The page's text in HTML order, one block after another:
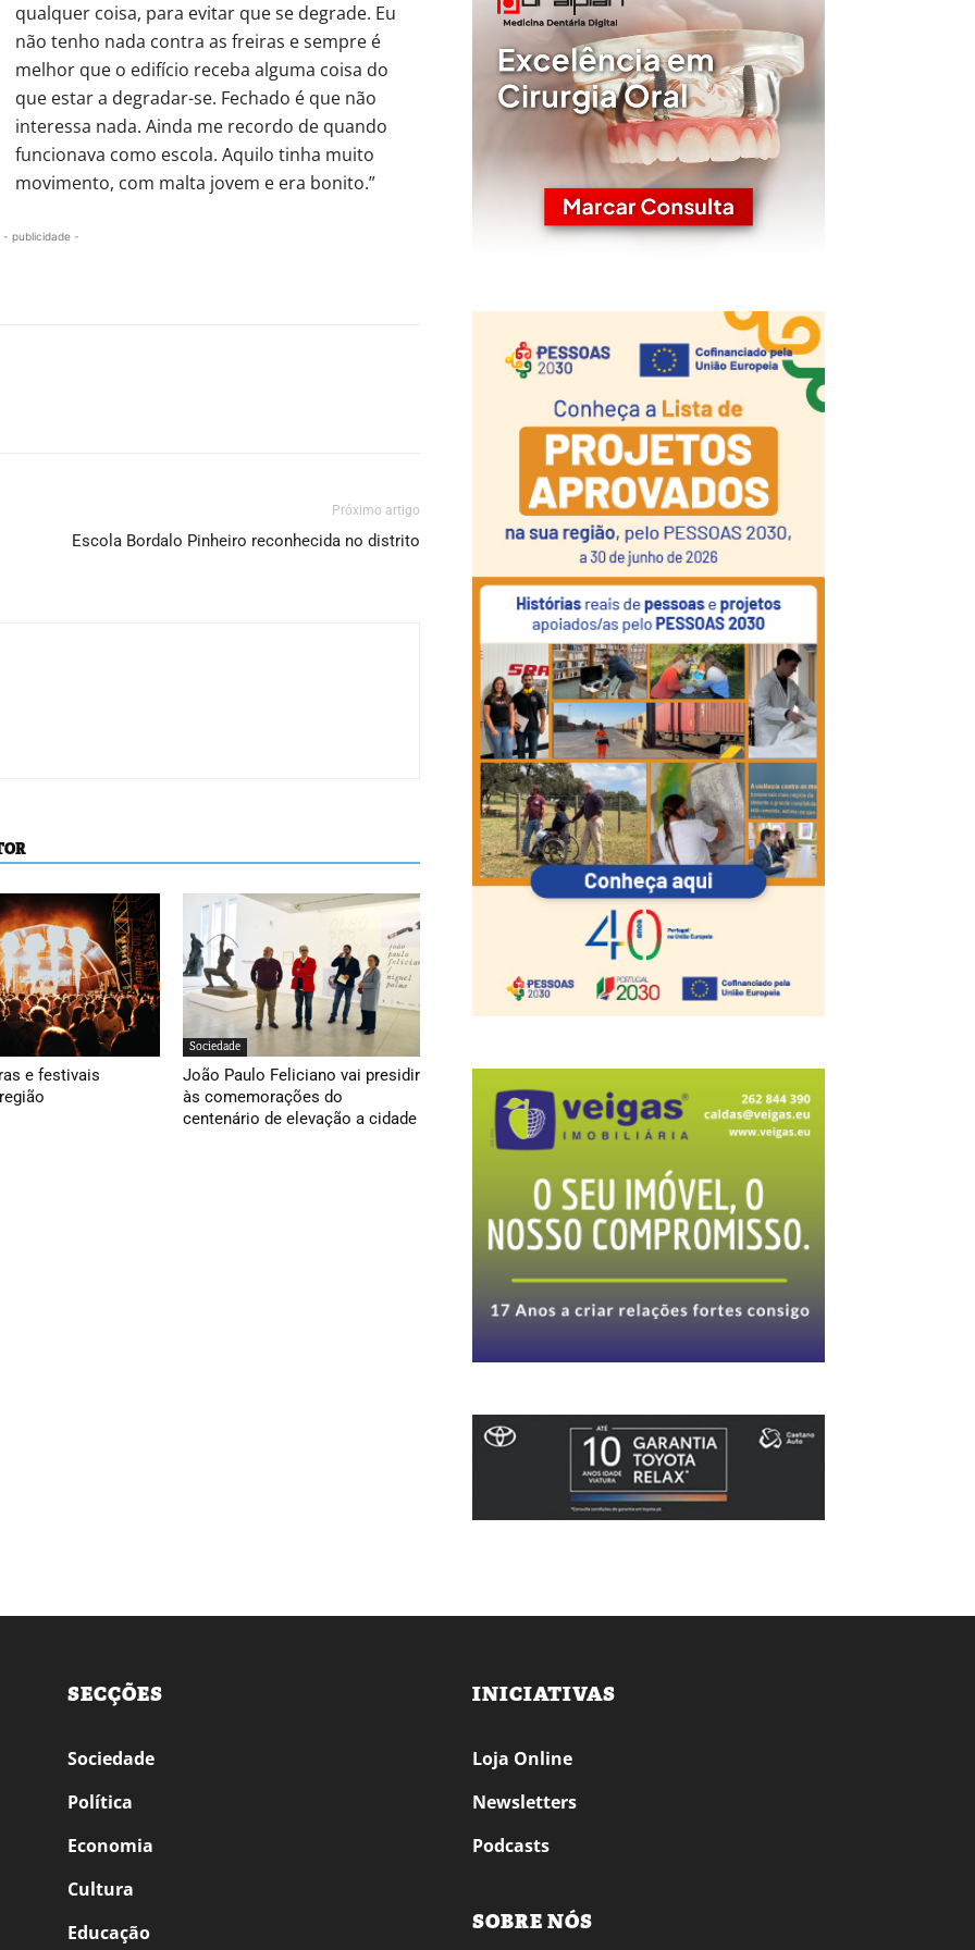
qualquer coisa, para evitar que se degrade. Eu
não tenho nada contra as freiras e sempre é
melhor que o edifício receba alguma coisa do
que estar a degradar-se. Fechado é que não
interessa nada. Ainda me recordo de quando
funcionava como escola. Aquilo tinha muito
movimento, com malta jovem e era bonito.”
- publicidade -
Próximo artigo
Escola Bordalo Pinheiro reconhecida no distrito
e festivais
Sociedade
João Paulo Feliciano vai presidir
às comemorações do
centenário de elevação a cidade
SECÇÕES
Sociedade
Política
Economia
Cultura
Educação
INICIATIVAS
Loja Online
Newsletters
Podcasts
SOBRE NÓS